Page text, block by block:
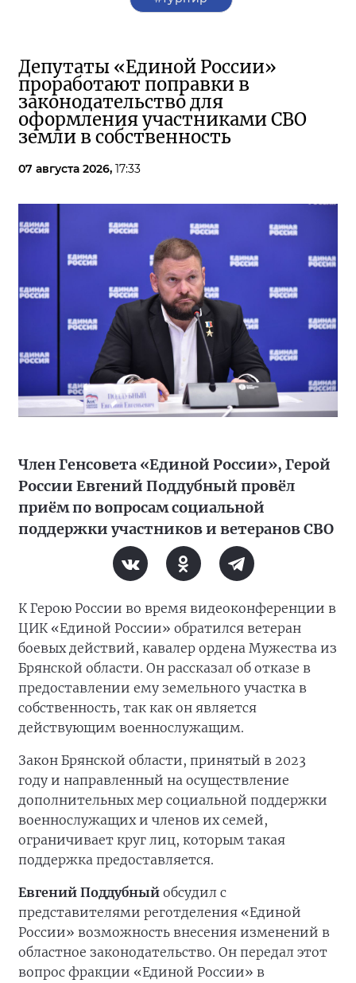
Депутаты «Единой России»
проработают поправки в
законодательство для
оформления участниками СВО
земли в собственность
07 августа 2026, 17:33
Член Генсовета «Единой России», Герой
России Евгений Поддубный провёл
приём по вопросам социальной
поддержки участников и ветеранов СВО
К Герою России во время видеоконференции в
ЦИК «Единой России» обратился ветеран
боевых действий, кавалер ордена Мужества из
Брянской области. Он рассказал об отказе в
предоставлении ему земельного участка в
собственность, так как он является
действующим военнослужащим.
Закон Брянской области, принятый в 2023
году и направленный на осуществление
дополнительных мер социальной поддержки
военнослужащих и членов их семей,
ограничивает круг лиц, которым такая
поддержка предоставляется.
Евгений Поддубный обсудил с
представителями реготделения «Единой
России» возможность внесения изменений в
областное законодательство. Он передал этот
вопрос фракции «Единой России» в